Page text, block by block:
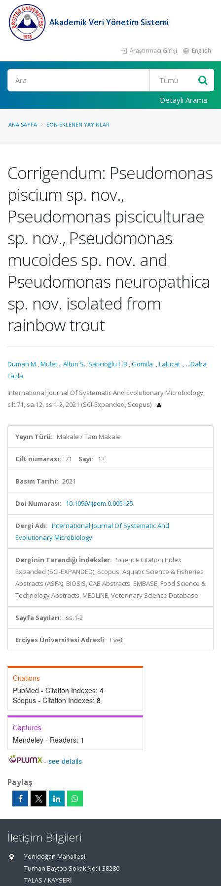
Akademik Veri Yönetim Sistemi
Araştırmacı Girişi English
Ara
Detaylı Arama
ANA SAYFA SON EKLENEN YAYINLAR
Corrigendum: Pseudomonas
piscium sp. nov.,
Pseudomonas pisciculturae
sp. nov., Pseudomonas
mucoides sp. nov. and
Pseudomonas neuropathica
sp. nov. isolated from
rainbow trout
Duman M.,Mulet .,Altun S., Satıcıoğlu İ. B.,Gomila .,Lalucat ., ...Daha
Fazla
International Journal Of Systematic And Evolutionary Microbiology,
cilt.71, sa.12, ss.1-2, 2021 (SCI-Expanded, Scopus)
Yayın Türü: Makale / Tam Makale
Cilt numarası: 71 Sayı: 12
Basım Tarihi: 2021
Doi Numarası: 10.1099/ijsem.0.005125
Dergi Adı: International Journal Of Systematic And
Evolutionary Microbiology
Derginin Tarandığı İndeksler: Science Citation Index
Expanded (SCI-EXPANDED), Scopus, Aquatic Science & Fisheries
Abstracts (ASFA), BIOSIS, CAB Abstracts, EMBASE, Food Science &
Technology Abstracts, MEDLINE, Veterinary Science Database
Sayfa Sayıları: ss.1-2
Erciyes Üniversitesi Adresli: Evet
Citations
PubMed - Citation Indexes: 4
Scopus - Citation Indexes: 8
Captures
Mendeley - Readers: 1
- see details
Paylaş
İletişim Bilgileri
Yenidoğan Mahallesi
Turhan Baytop Sokak No:1 38280
TALAS / KAYSERİ